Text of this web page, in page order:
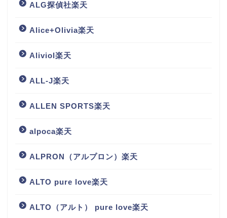
ALG探偵社楽天
Alice+Olivia楽天
Aliviol楽天
ALL-J楽天
ALLEN SPORTS楽天
alpoca楽天
ALPRON（アルプロン）楽天
ALTO pure love楽天
ALTO（アルト） pure love楽天